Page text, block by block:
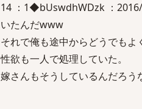
14 ：1◆bUswdhWDzk ：2016/
いたんだwww
それで俺も途中からどうでもよ
性欲も一人で処理していた。
嫁さんもそうしているんだろう